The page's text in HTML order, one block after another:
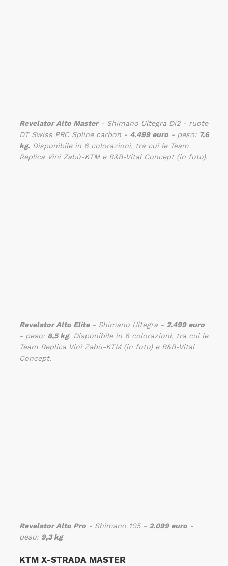
Revelator Alto Master- Shimano Ultegra Di2 - ruote
DT Swiss PRC Spline carbon - 4.499 euro- peso: 7,6
kg.Disponibile in 6 colorazioni, tra cui le Team
Replica Vini Zabù-KTM e B&B-Vital Concept (in foto).
Revelator Alto Elite- Shimano Ultegra - 2.499 euro
- peso: 8,5 kg. Disponibile in 6 colorazioni, tra cui le
Team Replica Vini Zabù-KTM (in foto) e B&B-Vital
Concept.
Revelator Alto Pro- Shimano 105 - 2.099 euro-
peso: 9,3 kg
KTM X-STRADA MASTER